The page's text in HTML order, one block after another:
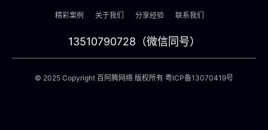
精彩案例 关于我们 分享经验 联系我们
13510790728（微信同号）
© 2025 Copyright 百阿腾网络 版权所有 粤ICP备13070419号